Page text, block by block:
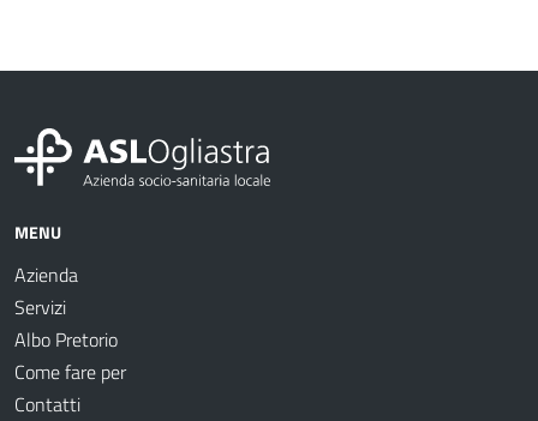
MENU
Azienda
Servizi
Albo Pretorio
Come fare per
Contatti